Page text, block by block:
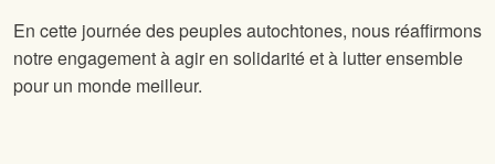
En cette journée des peuples autochtones, nous réaffirmons
notre engagement à agir en solidarité et à lutter ensemble
pour un monde meilleur.